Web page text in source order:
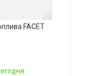
FACET